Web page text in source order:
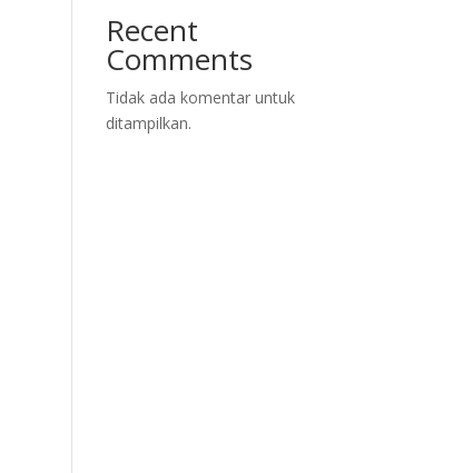
Recent
Comments
Tidak ada komentar untuk
ditampilkan.